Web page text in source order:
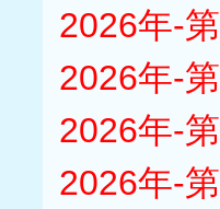
2026年-
2026年-
2026年-
2026年-